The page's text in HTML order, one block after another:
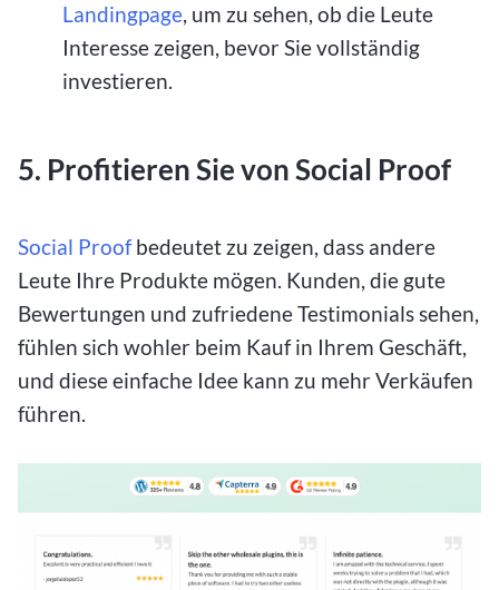
Landingpage, um zu sehen, ob die Leute
Interesse zeigen, bevor Sie vollständig
investieren.
5. Profitieren Sie von Social Proof
Social Proofbedeutet zu zeigen, dass andere
Leute Ihre Produkte mögen. Kunden, die gute
Bewertungen und zufriedene Testimonials sehen,
fühlen sich wohler beim Kauf in Ihrem Geschäft,
und diese einfache Idee kann zu mehr Verkäufen
führen.